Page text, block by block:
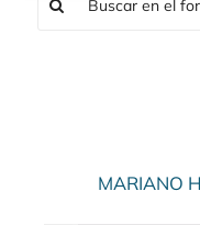
MARIANO